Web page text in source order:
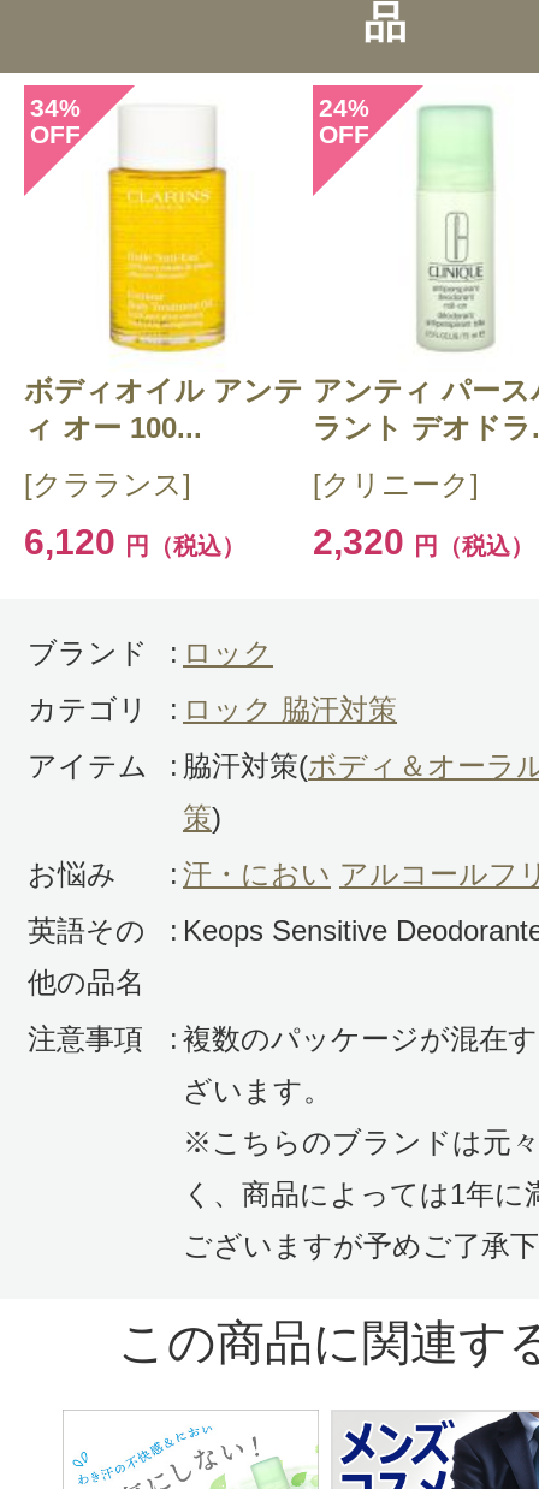
投稿日：2019年11月
のんさん 様
／40代後
感じた効能：汗・におい
購入品：ケオプス ロールオンデオド
敏感肌ですが、スポーツをするので
なり購入しました。
て、スプレータイプの方が使いやす
でも、効果は、すごかったです！
投稿日：2018年07月
はなちゃん 様
／50代
感じた効能：汗・におい/べたつかな
料
購入品：ケオプス ロールオンデオド
最近他のデオドラント用のものが肌
ゆかったり赤くなったりしたので
る事にしました。
何回か使いましたが、肌トラブルは
ん。汗も匂いもちゃんと防いでくれ
います。
品
34%
OFF
ボディオイル アンテ
ィ オー 100...
[クラランス]
6,120 円（税込）
24%
OFF
アンティ パース
ラント デオドラ
[クリニーク]
2,320 円（税込）
ブランド : ロック
カテゴリ
: ロック 脇汗対策
アイテム
: 脇汗対策(ボディ＆オーラ
策)
お悩み
: 汗・におい アルコールフ
英語その
他の品名
: Keops Sensitive
注意事項 : 複数のパッケージが混在
ざいます。
※こちらのブランドは元
く、商品によっては1年に
ございますが予めご了承
この商品に関連す